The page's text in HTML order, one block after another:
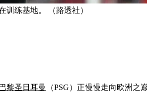
练基地。 （路透社）
巴黎圣日耳曼
（PSG）正慢慢走向欧洲